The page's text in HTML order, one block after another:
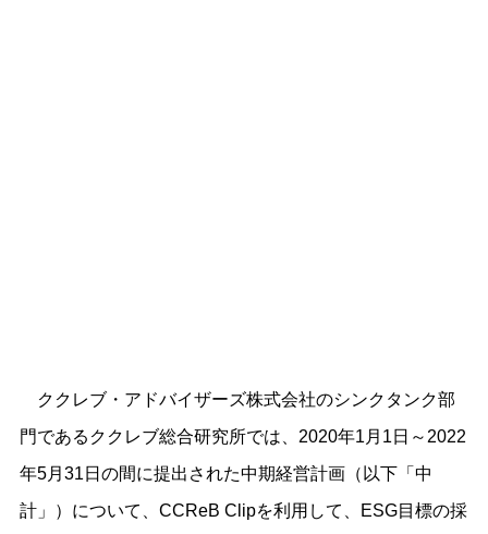
ククレブ・アドバイザーズ株式会社のシンクタンク部
門であるククレブ総合研究所では、2020年1月1日～2022
年5月31日の間に提出された中期経営計画（以下「中
計」）について、CCReB Clipを利用して、ESG目標の採